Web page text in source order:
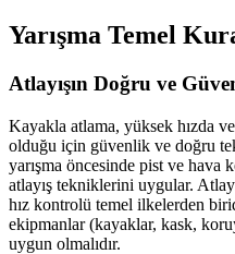
Yarışma Temel
Atlayışın Doğru ve
Kayakla atlama, yüksek hızda
olduğu için güvenlik ve doğru
yarışma öncesinde pist ve hava
atlayış tekniklerini uygular.
hız kontrolü temel ilkelerden
ekipmanlar (kayaklar, kask,
uygun olmalıdır.